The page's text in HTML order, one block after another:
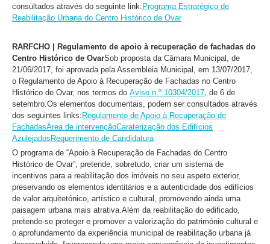
consultados através do seguinte link: Programa Estratégico de
Reabilitação Urbana do Centro Histórico de Ovar
RARFCHO | Regulamento de apoio à recuperação de fachadas do
Centro Histórico de OvarSob proposta da Câmara Municipal, de
21/06/2017, foi aprovada pela Assembleia Municipal, em 13/07/2017,
o Regulamento de Apoio à Recuperação de Fachadas no Centro
Histórico de Ovar, nos termos do Aviso n.º 10304/2017, de 6 de
setembro.Os elementos documentais, podem ser consultados através
dos seguintes links: Regulamento de Apoio à Recuperação de
FachadasÁrea de intervençãoCaraterização dos Edifícios
Azulejados Requerimento de Candidatura
O programa de “Apoio à Recuperação de Fachadas do Centro
Histórico de Ovar”, pretende, sobretudo, criar um sistema de
incentivos para a reabilitação dos imóveis no seu aspeto exterior,
preservando os elementos identitários e a autenticidade dos edifícios
de valor arquitetónico, artístico e cultural, promovendo ainda uma
paisagem urbana mais atrativa.Além da reabilitação do edificado,
pretende-se proteger e promover a valorização do património cultural e
o aprofundamento da experiência municipal de reabilitação urbana já